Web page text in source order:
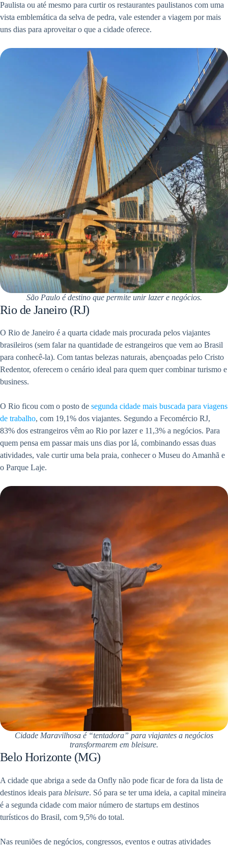
Paulista ou até mesmo para curtir os restaurantes paulistanos com uma
vista emblemática da selva de pedra, vale estender a viagem por mais
uns dias para aproveitar o que a cidade oferece.
São Paulo é destino que permite unir lazer e negócios.
Rio de Janeiro (RJ)
O Rio de Janeiro é a quarta cidade mais procurada pelos viajantes
brasileiros (sem falar na quantidade de estrangeiros que vem ao Brasil
para conhecê-la). Com tantas belezas naturais, abençoadas pelo Cristo
Redentor, oferecem o cenário ideal para quem quer combinar turismo e
business.
O Rio ficou com o posto de segunda cidade mais buscada para viagens
de trabalho, com 19,1% dos viajantes. Segundo a Fecomércio RJ,
83% dos estrangeiros vêm ao Rio por lazer e 11,3% a negócios. Para
quem pensa em passar mais uns dias por lá, combinando essas duas
atividades, vale curtir uma bela praia, conhecer o Museu do Amanhã e
o Parque Laje.
Cidade Maravilhosa é “tentadora” para viajantes a negócios
transformarem em bleisure.
Belo Horizonte (MG)
A cidade que abriga a sede da Onfly não pode ficar de fora da lista de
destinos ideais para bleisure. Só para se ter uma ideia, a capital mineira
é a segunda cidade com maior número de startups em destinos
turísticos do Brasil, com 9,5% do total.
Nas reuniões de negócios, congressos, eventos e outras atividades